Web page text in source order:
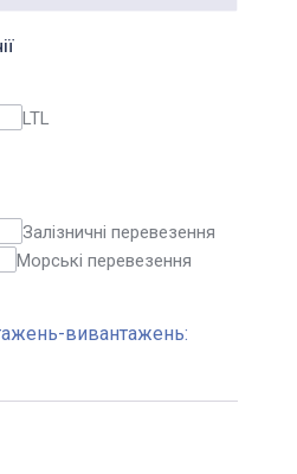
LTL
Залізничні перевезення
Морські перевезення
вивантажень: